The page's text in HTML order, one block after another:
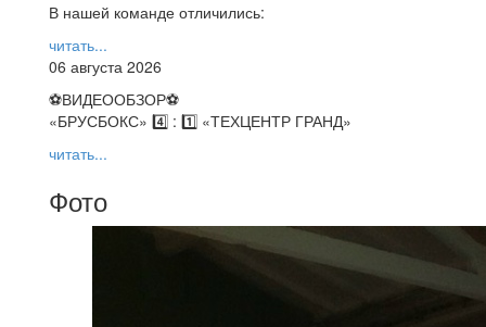
В нашей команде отличились:
читать...
06 августа 2026
⚽️ВИДЕООБЗОР⚽️
«БРУСБОКС» 4️⃣ : 1️⃣ «ТЕХЦЕНТР ГРАНД»
читать...
Фото